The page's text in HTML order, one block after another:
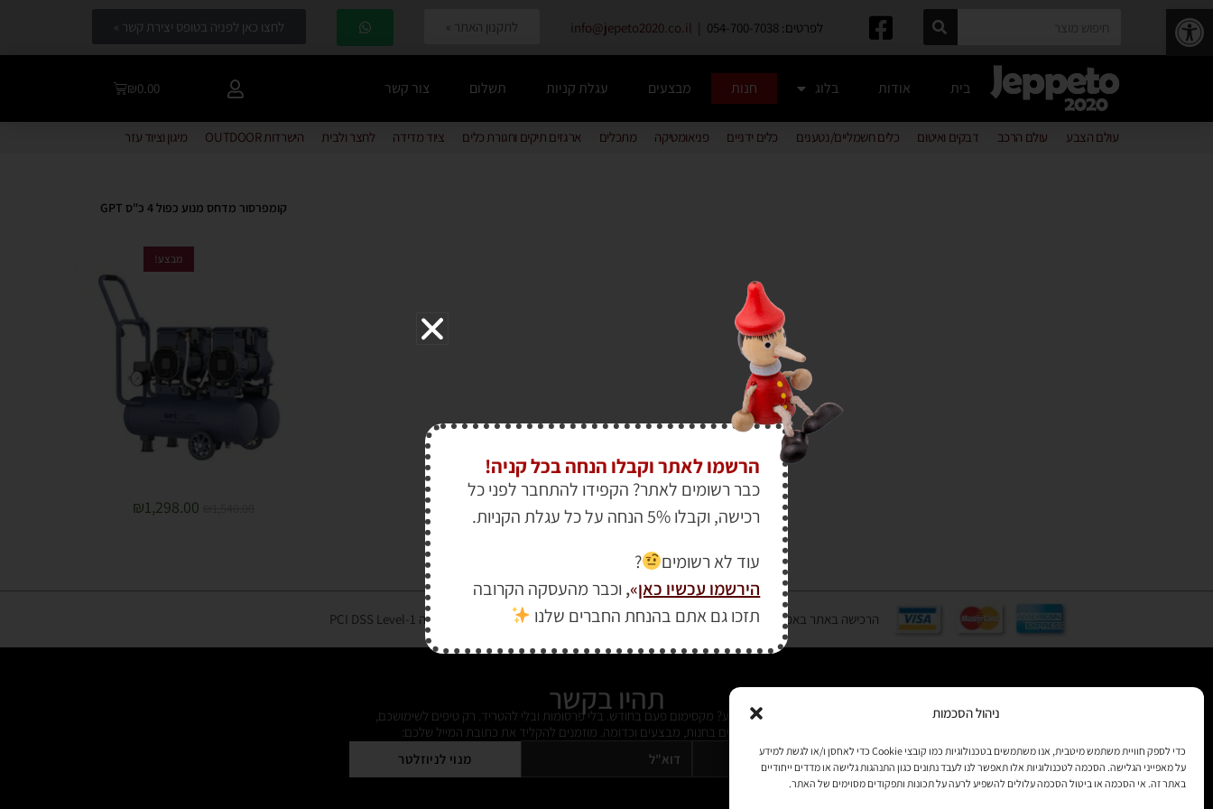
פתח סרגל נגישות
ניהול הסכמות
כדי לספק חוויית משתמש מיטבית, אנו משתמשים בטכנולוגיות כמו קובצי Cookie כדי לאחסן ו/או לגשת למידע
על מאפייני הגלישה. הסכמה לטכנולוגיות אלו תאפשר לנו לעבד נתונים כגון התנהגות גלישה או מדדים ייחודיים
באתר זה. אי הסכמה או ביטול הסכמה עלולים להשפיע לרעה על תכונות ותפקודים מסוימים של האתר.
לפרטים: 054-700-7038 | info@jepeto2020.co.il לתקנון האתר » לחצו כאן לפניה בטופס יצירת קשר »
בית אודות בלוג חנות מבצעים עגלת קניות תשלום צור קשר ₪0.00
עולם הצבע עולם הרכב דבקים ואיטום כלים חשמליים/נטענים כלים ידניים פניאומטיקה מתכלים ארגזים תיקים וחגורת כלים ציוד מדידה לחצר ולבית הישרדות OUTDOOR מיגון וציוד עזר
קומפרסור מדחס מנוע כפול 4 כ"ס GPT
מבצע!
₪1,298.00
הרכישה באתר באמצעות כרטיס אשראי מאובטחת במפתח הצפנה EV SSL והעומד בתקן אבטחה PCI DSS Level-1
תהיו בקשר
רוצים לקבל מידי פעם מידע? מקסימום פעם בחודש. בלי פרסומות ובלי להטריד. רק טיפים לשימושכם,
מידע על דברים חדשים בחנות, מבצעים וכדומה. מוזמנים להקליד את כתובת המייל שלכם:
מנוי לניוזלטר
הרשמו לאתר וקבלו הנחה בכל קניה!
כבר רשומים לאתר? הקפידו להתחבר לפני כל
רכישה, וקבלו 5% הנחה על כל עגלת הקניות.
עוד לא רשומים
?
הירשמו עכשיו כאן»
, וכבר מהעסקה הקרובה
תזכו גם אתם בהנחת החברים שלנו